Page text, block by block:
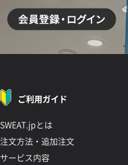
ご利用ガイド
SWEAT.jpとは
注文方法・追加注文
サービス内容